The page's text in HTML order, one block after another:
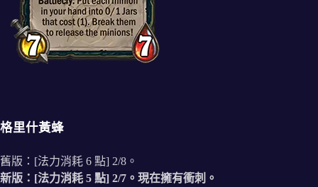
格里什黃蜂
舊版：[法力消耗 6 點] 2/8。
新版：[法力消耗 5 點] 2/7。現在擁有衝刺。